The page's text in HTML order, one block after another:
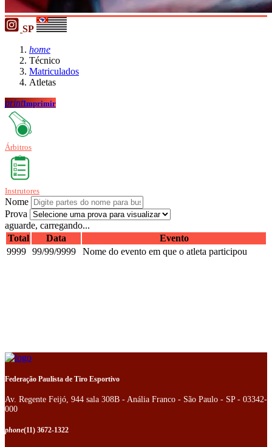
SP
home
Técnico
Matriculados
Atletas
printImprimir
Árbitros
Instrutores
Nome
Prova
aguarde, carregando...
Total
Data
Evento
9999 99/99/9999 Nome do evento em que o atleta participou
Federação Paulista de Tiro Esportivo
Av. Regente Feijó, 944 sala 308B - Anália Franco - São Paulo - SP - 03342-
000
phone(11) 3672-1322